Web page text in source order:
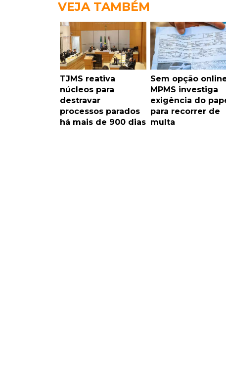
VEJA TAMBÉM
TJMS reativa
núcleos para
destravar
processos parados
há mais de 900 dias
Sem opção
MPMS investiga
exigência do
para recorrer de
multa